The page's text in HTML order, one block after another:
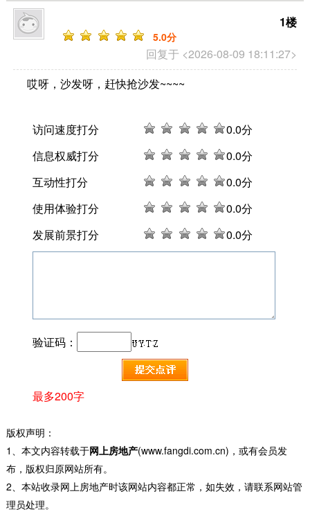
回复于 <2026-08-09 18:11:27>
1楼
5.0分
哎呀，沙发呀，赶快抢沙发~~~~
访问速度打分 0.0分
信息权威打分
0.0分
互动性打分
0.0分
使用体验打分
0.0分
发展前景打分
0.0分
验证码：
最多200字
版权声明：
1、本文内容转载于网上房地产(www.fangdi.com.cn)，或有会员发
布，版权归原网站所有。
2、本站收录网上房地产时该网站内容都正常，如失效，请联系网站管
理员处理。